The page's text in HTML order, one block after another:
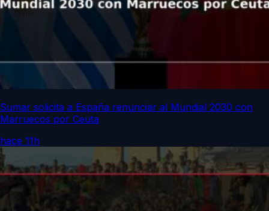
Sumar solicita a España renunciar al Mundial 2030 con
Marruecos por Ceuta
hace 11h